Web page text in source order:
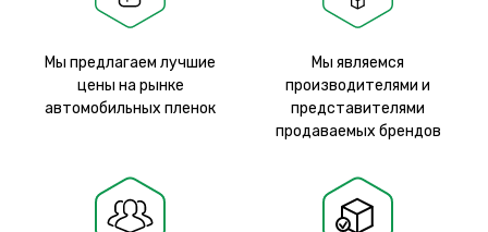
Мы предлагаем лучшие
цены на рынке
автомобильных пленок
Мы являемся
производителями и
представителями
продаваемых брендов